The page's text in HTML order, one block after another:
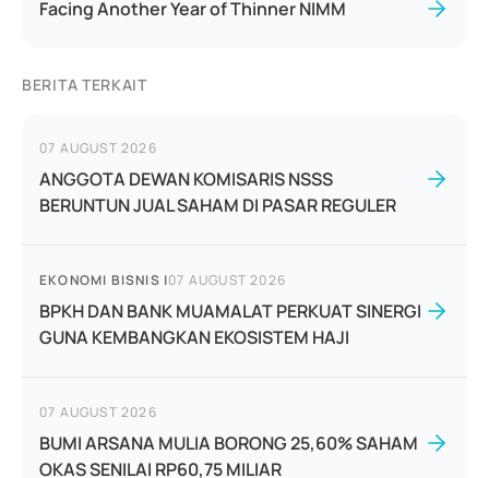
Facing Another Year of Thinner NIMM
BERITA TERKAIT
07 AUGUST 2026
ANGGOTA DEWAN KOMISARIS NSSS
BERUNTUN JUAL SAHAM DI PASAR REGULER
EKONOMI BISNIS |07 AUGUST 2026
BPKH DAN BANK MUAMALAT PERKUAT SINERGI
GUNA KEMBANGKAN EKOSISTEM HAJI
07 AUGUST 2026
BUMI ARSANA MULIA BORONG 25,60% SAHAM
OKAS SENILAI RP60,75 MILIAR